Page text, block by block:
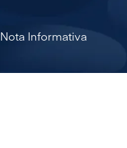
Nota Informativa